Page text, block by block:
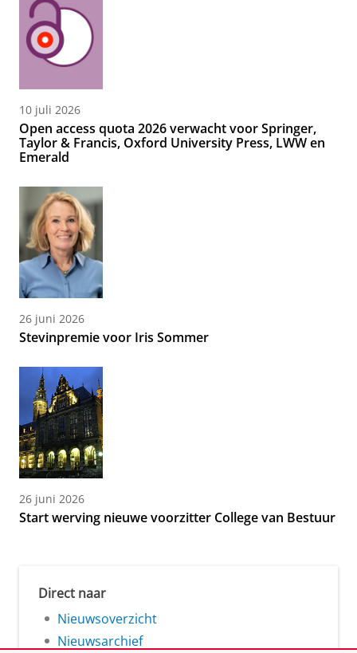
10 juli 2026
Open access quota 2026 verwacht voor Springer,
Taylor & Francis, Oxford University Press, LWW en
Emerald
26 juni 2026
Stevinpremie voor Iris Sommer
26 juni 2026
Start werving nieuwe voorzitter College van Bestuur
Direct naar
Nieuwsoverzicht
Nieuwsarchief